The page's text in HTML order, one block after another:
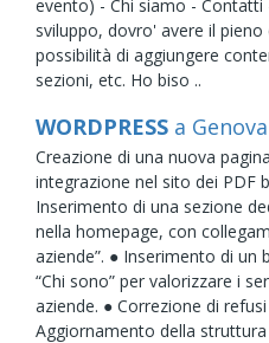
evento) - Chi siamo - Contatti
sviluppo, dovro' avere il
possibilità di aggiungere
sezioni, etc. Ho biso ..
WORDPRESS a Genova
Creazione di una nuova
integrazione nel sito dei PDF
Inserimento di una sezione
nella homepage, con
aziende”. ● Inserimento di
“Chi sono” per valorizzare i
aziende. ● Correzione di
Aggiornamento della